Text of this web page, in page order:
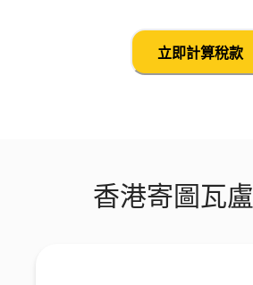
立即計算稅款
香港寄圖瓦盧